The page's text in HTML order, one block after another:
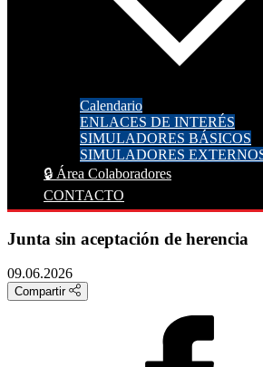
Calendario
ENLACES DE INTERÉS
SIMULADORES BÁSICOS
SIMULADORES
🔒 Área Colaboradores
CONTACTO
Junta sin aceptación de herencia
09.06.2026
Compartir